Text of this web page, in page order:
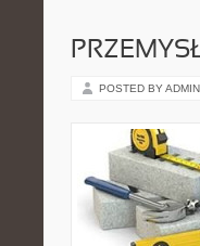
POSTED BY ADMIN